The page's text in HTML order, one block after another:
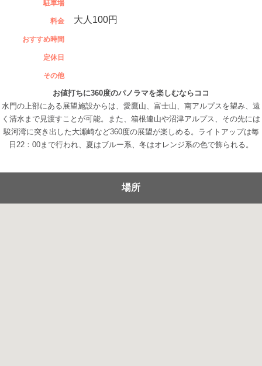
駐車場
料金 大人100円
おすすめ時間
定休日
その他
お値打ちに360度のパノラマを楽しむならココ
水門の上部にある展望施設からは、愛鷹山、富士山、南アルプスを望み、遠
く清水まで見渡すことが可能。また、箱根連山や沼津アルプス、その先には
駿河湾に突き出した大瀬崎など360度の展望が楽しめる。ライトアップは毎
日22：00まで行われ、夏はブルー系、冬はオレンジ系の色で飾られる。
場所